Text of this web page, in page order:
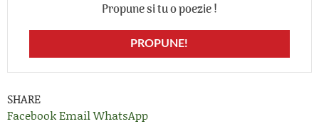
Propune si tu o poezie !
PROPUNE!
SHARE
FacebookEmailWhatsApp